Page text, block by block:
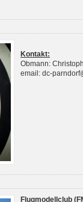
Kontakt:
Obmann:
email: dc-
Flugmodellclub